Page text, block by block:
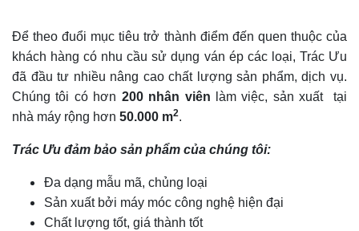
Để theo đuổi mục tiêu trở thành điểm đến quen thuộc của
khách hàng có nhu cầu sử dụng ván ép các loại, Trác Ưu
đã đầu tư nhiều nâng cao chất lượng sản phẩm, dịch vụ.
Chúng tôi có hơn 200 nhân viên làm việc, sản xuất tại
nhà máy rộng hơn 50.000 m2.
Trác Ưu đảm bảo sản phẩm của chúng tôi:
Đa dạng mẫu mã, chủng loại
Sản xuất bởi máy móc công nghệ hiện đại
Chất lượng tốt, giá thành tốt